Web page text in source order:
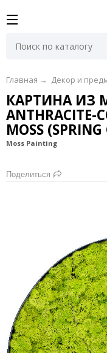
Главная → Декор и
КАРТИНА ИЗ
ANTHRACITE-
MOSS (SPRING
Moss Painting
Поделиться